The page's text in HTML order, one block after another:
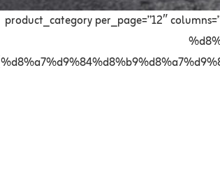
[product_category per_page=”12″